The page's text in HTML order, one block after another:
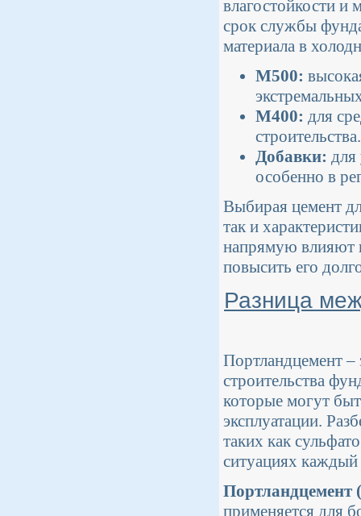
влагостойкости и
срок службы
материала в
М500:
М400: для
строительства.
Добавки: для
особенно в
Выбирая цемент
так и
напрямую влияют
повысить его
Разница
Портландцемент –
строительства
которые могут
эксплуатации.
таких как
ситуациях каждый
применяется для